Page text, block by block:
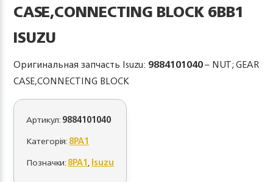
CASE,CONNECTING BLOCK 6BB1
ISUZU
Оригинальная запчасть Isuzu: 9884101040– NUT; GEAR
CASE,CONNECTING BLOCK
Артикул:9884101040
Категорія:8PA1
Позначки:8PA1,Isuzu